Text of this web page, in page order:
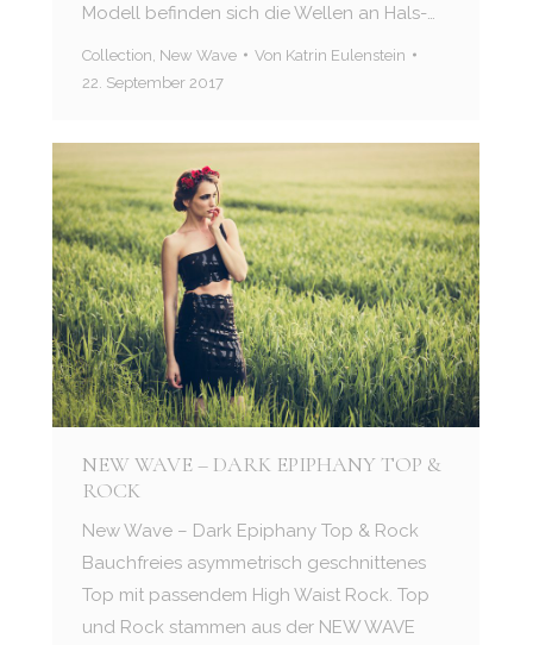
Modell befinden sich die Wellen an Hals-…
Collection New Wave Von Katrin Eulenstein
22. September 2017
NEW WAVE – DARK EPIPHANY TOP &
ROCK
New Wave – Dark Epiphany Top & Rock
Bauchfreies asymmetrisch geschnittenes
Top mit passendem High Waist Rock. Top
und Rock stammen aus der NEW WAVE